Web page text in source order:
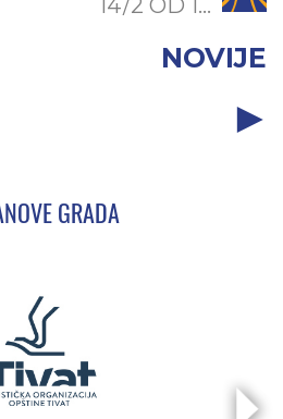
14/2 OD 1...
NOVIJE
GRADA